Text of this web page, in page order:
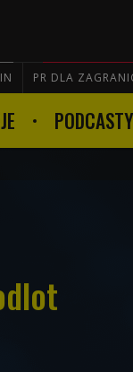
PR DLA

PODCASTY